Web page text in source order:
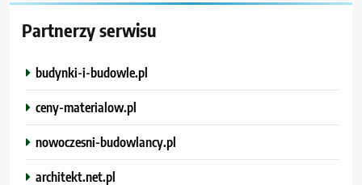
Partnerzy serwisu
budynki-i-budowle.pl
ceny-materialow.pl
nowoczesni-budowlancy.pl
architekt.net.pl